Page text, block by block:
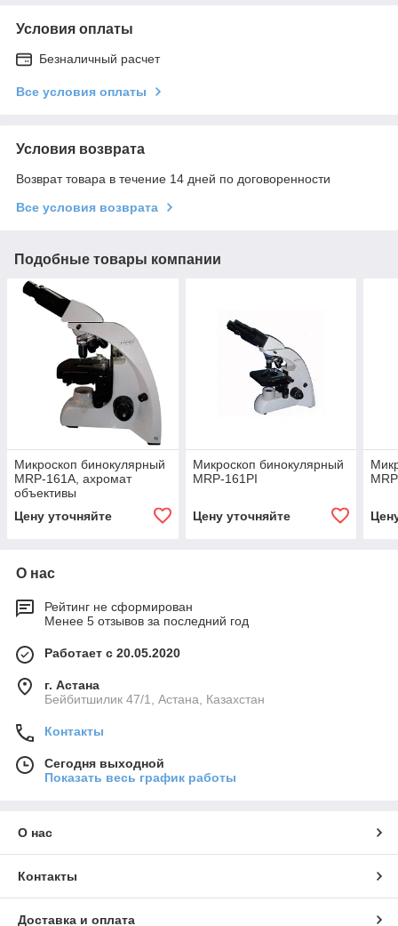
Условия оплаты
Безналичный расчет
Все условия оплаты
Условия возврата
Возврат товара в течение 14 дней по договоренности
Все условия возврата
Подобные товары компании
Микроскоп бинокулярный
MRP-161А, ахромат
объективы
Цену уточняйте
Микроскоп бинокулярный
MRP-161PI
Цену уточняйте
О нас
Рейтинг не сформирован
Менее 5 отзывов за последний год
Работает с 20.05.2020
г. Астана
Бейбитшилик 47/1, Астана, Казахстан
Контакты
Сегодня выходной
Показать весь график работы
О нас
Контакты
Доставка и оплата